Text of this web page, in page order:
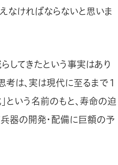
なければならないと思いま
してきたという事実はあり
考は、実は現代に至るまで１
という名前のもと、寿命の迫
器の開発・配備に巨額の予